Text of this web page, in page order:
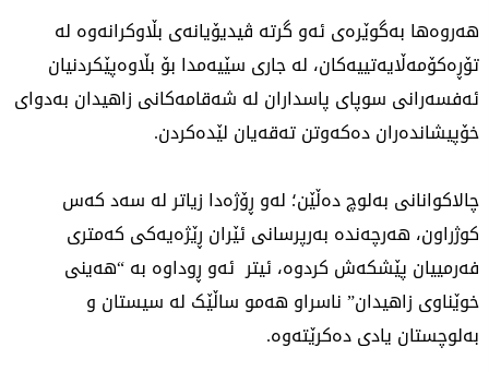
هەروەها بەگوێرەی ئەو گرتە ڤیدیۆیانەی بڵاوکرانەوە لە
تۆڕەکۆمەڵایەتییەکان، لە جاری سێیەمدا بۆ بڵاوەپێکردنیان
ئەفسەرانی سوپای پاسداران لە شەقامەکانی زاهیدان بەدوای
خۆپیشاندەران دەکەوتن تەقەیان لێدەکردن.
چالاکوانانی بەلوچ دەڵێن؛ لەو ڕۆژەدا زیاتر لە سەد کەس
کوژراون، هەرچەندە بەرپرسانی ئێران ڕێژەیەکی کەمتری
فەرمییان پێشکەش کردوە، ئیتر ئەو ڕوداوە بە “هەینی
خوێناوی زاهیدان” ناسراو هەمو ساڵێک لە سیستان و
بەلوچستان یادی دەکرێتەوە.